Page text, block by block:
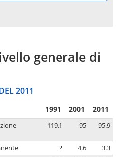
generale di
2011
1991 2001 2011
119.1 95 95.9
2 4.6
3.3